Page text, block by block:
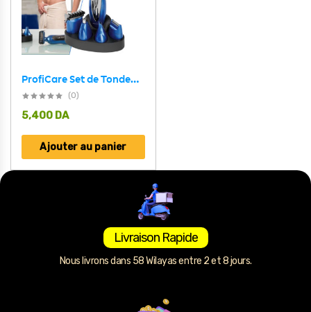
ProfiCare Set de Tondeuse électrique 5 en 1 Cheveux/Barbe /Nez/Oreilles BHT-3015
(0)
5,400 DA
Ajouter au panier
Livraison Rapide
Nous livrons dans 58 Wilayas entre 2 et 8 jours.